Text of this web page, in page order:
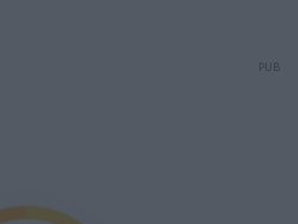
PUB